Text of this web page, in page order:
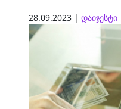
28.09.2023 | დაიჯესტი